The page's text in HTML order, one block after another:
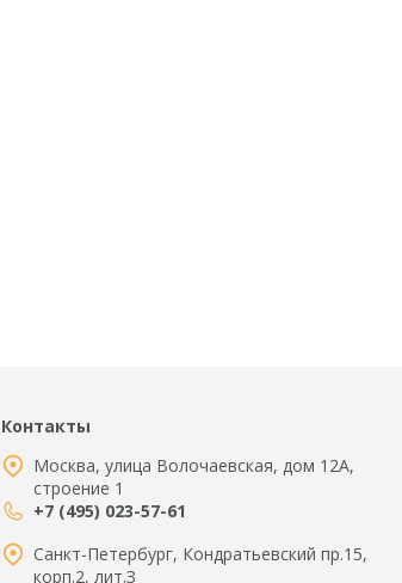
Контакты
Москва, улица Волочаевская, дом 12А,
строение 1
+7 (495) 023-57-61
Санкт-Петербург, Кондратьевский пр.15,
корп.2, лит.З